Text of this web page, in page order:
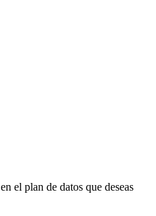
en el plan de datos que deseas